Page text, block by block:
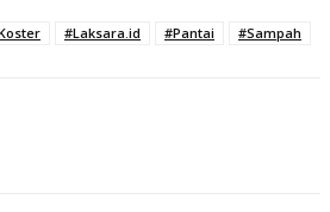
#Laksara.id #Pantai #Sampah